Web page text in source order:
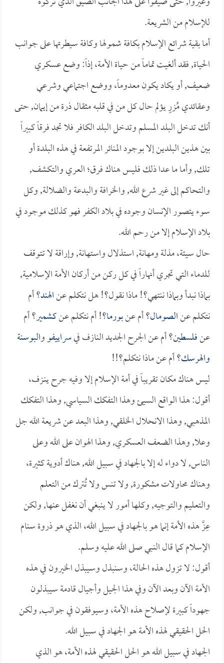
للإسلام من الشريعة.
أما بقية شرائع الإسلام بكافة شمولها وكافة سيطرتها على جوانب
الحياة, فقد ألغيت تماماً من حياة الأمة، إذاً: وضع عسكري
ضعيف, أو يكاد يكون معدوماً، ووضع اجتماعي وشرعي
وعقائدي مُزرٍ يؤلم حال كل من في قلبه مثقال ذرة من إيمان, حتى
أنك تدخل البلد المسلم وتدخل البلد الكافر فلا تجد فرقاً كبيراً
بين هذين البلدين إلا بوجود المنائر المرتفعة في هذه البلدة أو
تلك, وأما ما عدا ذلك فليس هناك فرق؛ العري والتكشف,
والتحاكم إلى غير شرع الله, والخرافة والبدعة والضلالة, وكل
سوء يتصور الإنسان وجوده في بلاد الكفر فهو كذلك موجود في
بلاد الإسلام إلا من رحم الله.
حال سيئة، مذلة ومهانة, استذلال واستهانة, وإراقة لا تتوقف
للدماء التي تجري أنهاراً في كل ركن من أركان الأمة الإسلامية,
بماذا نبدأ وبماذا ننتهي؟! ماذا نقول؟! هل نتكلم عنالهند؟ أم
نتكلم عنالصومال؟ أم عنبورما؟! أم نتكلم عنكشمير؟ أم
عنفلسطين؟ أم عن الجرح الجديد النازف فيسراييفووالبوسنة
والهرسك؟ أم عن ماذا نتكلم؟!!
ليس هناك مكان تقريباً في أمة الإسلام إلا وفيه جرح ينـزف،
أقول: هذا الواقع السيئ وهذا التفكك السياسي, وهذا التفكك
المذهبي, وهذا الانحلال الخلقي, وهذا البعد عن شريعة الله جل
وعلا, وهذا الضعف العسكري, وهذا الهوان على الله وعلى
الناس, لا دواء له إلا بالجهاد في سبيل الله, هناك أدوية كثيرة،
وهناك محاولات مشكورة, ولا تنس ولا تُترك من التعلم
والتعليم والتوجيه, وكلها أمور لا ينبغي أن نغفل عنها, ولكن
عِزَّ هذه الأمة إنما هو بالجهاد في سبيل الله، الذي هو ذروة سنام
الإسلام كما قال النبي صلى الله عليه وسلم.
أقول: لا تزول هذه الحالة، وسنبذل وسيبذل الخيرون في هذه
الأمة الآن وبعد الآن وفي هذا الجيل وأجيال قادمة سيبذلون
جهوداً كبيرة لإصلاح هذه الأمة، وسيوفقون في جوانب, ولكن
الحل الحقيقي لهذه الأمة هو الجهاد في سبيل الله.
الجهاد في سبيل الله هو الحل الحقيقي لهذه الأمة، هو الذي